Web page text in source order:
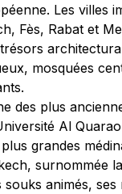
Les villes
Fès, Rabat et
mosquées
des plus
Al
plus grandes
surnommée
souks animés, ses